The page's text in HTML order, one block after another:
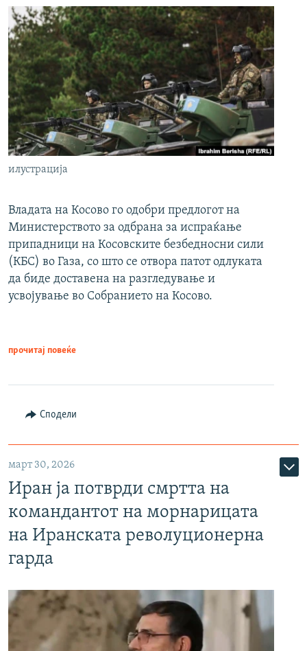
илустрација
Владата на Косово го одобри предлогот на
Министерството за одбрана за испраќање
припадници на Косовските безбедносни сили
(КБС) во Газа, со што се отвора патот одлуката
да биде доставена на разгледување и
усвојување во Собранието на Косово.
прочитај повеќе
Сподели
март 30, 2026
Иран ја потврди смртта на
командантот на морнарицата
на Иранската револуционерна
гарда